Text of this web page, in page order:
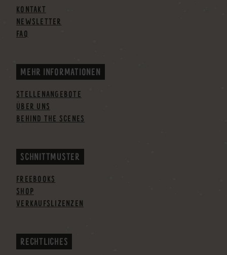
KONTAKT
NEWSLETTER
FAQ
MEHR INFORMATIONEN
STELLENANGEBOTE
ÜBER UNS
BEHIND THE SCENES
SCHNITTMUSTER
FREEBOOKS
SHOP
VERKAUFSLIZENZEN
RECHTLICHES